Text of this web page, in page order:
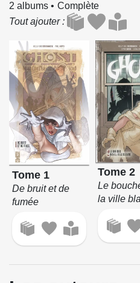
2 albums
Complète
Tout ajouter
Tome 1
De bruit et de
fumée
Tome 2
Le
la ville